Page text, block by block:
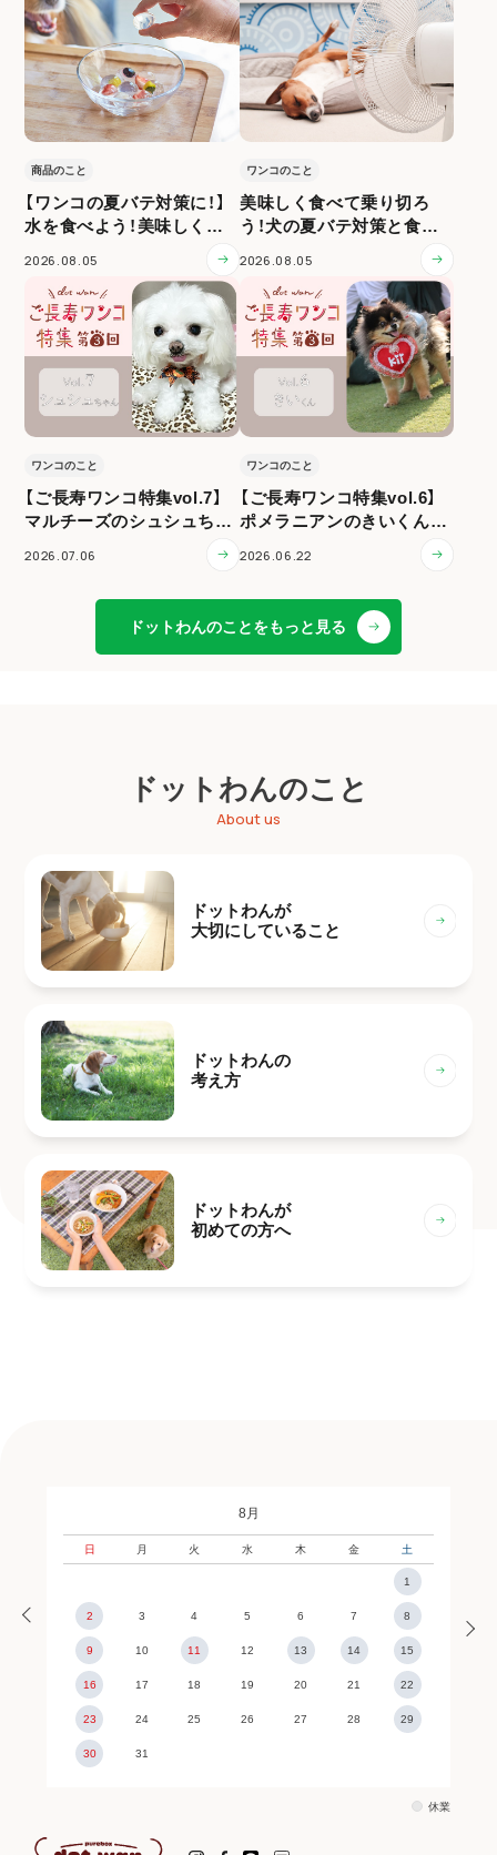
商品のこと
【ワンコの夏バテ対策に！】
水を食べよう！美味しく水
2026.08.05
ワンコのこと
美味しく食べて乗り切ろ
う！犬の夏バテ対策と食事
2026.08.05
ワンコのこと
【ご長寿ワンコ特集vol.7】
マルチーズのシュシュちゃ
2026.07.06
ワンコのこと
【ご長寿ワンコ特集vol.6】
ポメラニアンのきいくん（1
2026.06.22
ドットわんのことをもっと見る
ドットわんのこと
About us
ドットわんが
大切にしていること
ドットわんの
考え方
ドットわんが
初めての方へ
8月
日 月 火 水 木 金 土
1
2 3 4 5 6 7 8
9 10 11 12 13 14 15
16 17 18 19 20 21 22
23 24 25 26 27 28 29
30 31
休業